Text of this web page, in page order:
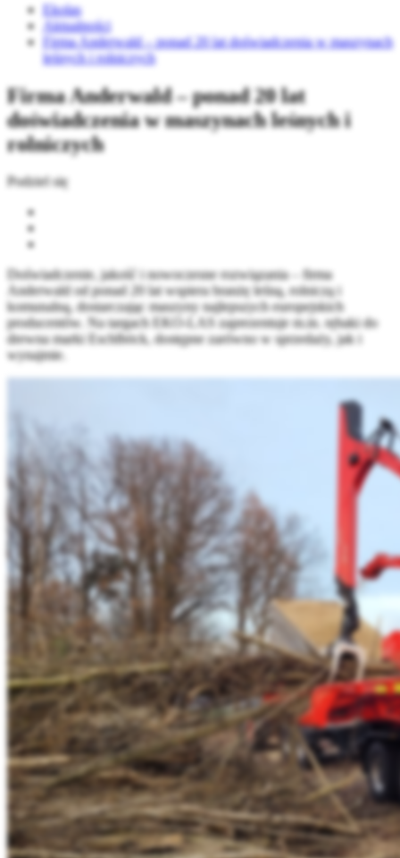
Ekolas
Aktualności
Firma Anderwald – ponad 20 lat doświadczenia w maszynach
leśnych i rolniczych
Firma Anderwald – ponad 20 lat
doświadczenia w maszynach leśnych i
rolniczych
Podziel się
Doświadczenie, jakość i nowoczesne rozwiązania – firma
Anderwald od ponad 20 lat wspiera branżę leśną, rolniczą i
komunalną, dostarczając maszyny najlepszych europejskich
producentów. Na targach EKO-LAS zaprezentuje m.in. rębaki do
drewna marki Eschlböck, dostępne zarówno w sprzedaży, jak i
wynajmie.